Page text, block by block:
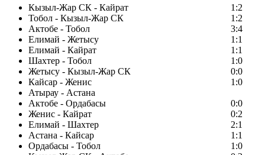
Кызыл-Жар СК - Кайрат
1:2
Тобол - Кызыл-Жар СК
1:2
Актобе - Тобол
3:4
Елимай - Жетысу
1:1
Елимай - Кайрат
1:1
Шахтер - Тобол
1:0
Жетысу - Кызыл-Жар СК
0:0
Кайсар - Женис
1:0
Атырау - Астана
Актобе - Ордабасы
0:0
Женис - Кайрат
0:2
Елимай - Шахтер
2:1
Астана - Кайсар
1:1
Ордабасы - Тобол
1:0